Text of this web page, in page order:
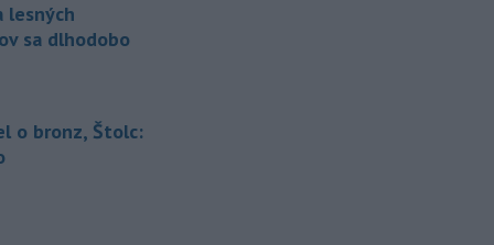
lesných
sa dlhodobo
o bronz, Štolc: